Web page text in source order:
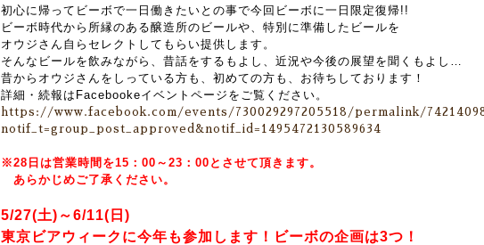
初心に帰ってビーボで一日働きたいとの事で今回ビーボに一日限定復帰!!
ビーボ時代から所縁のある醸造所のビールや、特別に準備したビールを
オウジさん自らセレクトしてもらい提供します。
そんなビールを飲みながら、昔話をするもよし、近況や今後の展望を聞くもよし…
昔からオウジさんをしっている方も、初めての方も、お待ちしております！
詳細・続報はFacebookeイベントページをご覧ください。
https://www.facebook.com/events/730029297205518/permalink/
notif_t=group_post_approved&notif_id=1495472130589634
※28日は営業時間を15：00～23：00とさせて頂きます。
あらかじめご了承ください。
5/27(土)～6/11(日 )
東京ビアウィークに今年も参加します！ ビーボの企画は3つ！